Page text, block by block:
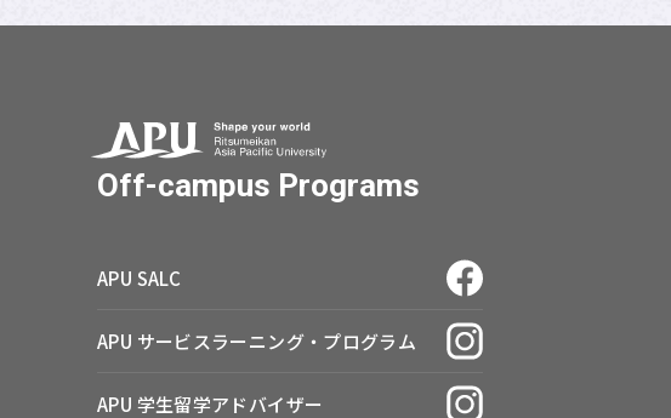
Off-campus Programs
APU SALC
APU サービスラーニング・ プログラム
APU 学生留学アドバイザー